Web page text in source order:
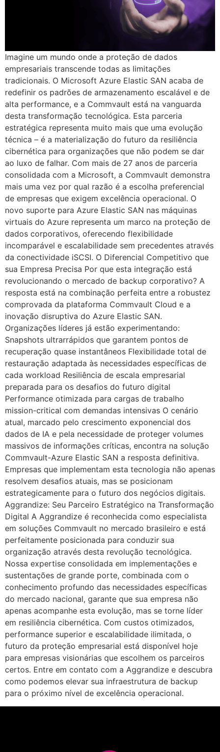
Imagine um mundo onde a proteção de dados
empresariais transcende todas as limitações
tradicionais. O Microsoft Azure Elastic SAN acaba de
redefinir os padrões de armazenamento escalável e de
alta performance, e a Commvault está na vanguarda
desta transformação tecnológica. Esta parceria
estratégica representa muito mais que uma evolução
técnica – é a materialização do futuro da resiliência
cibernética para organizações que não podem se dar
ao luxo de falhar. Com mais de 27 anos de parceria
consolidada com a Microsoft, a Commvault demonstra
mais uma vez por qual razão é a escolha preferencial
de empresas que exigem excelência operacional. O
novo suporte para Azure Elastic SAN nas máquinas
virtuais do Azure representa um marco na proteção de
dados corporativos, oferecendo flexibilidade
incomparável e escalabilidade sem precedentes através
da conectividade iSCSI. O Diferencial Competitivo que
sua Empresa Precisa Por que esta integração está
revolucionando o mercado de backup corporativo? A
resposta está na combinação perfeita entre a robustez
comprovada da plataforma Commvault Cloud e a
inovação disruptiva do Azure Elastic SAN.
Organizações líderes já estão experimentando:
Snapshots ultrarrápidos que garantem pontos de
recuperação quase instantâneos Flexibilidade total de
restauração adaptada às necessidades específicas de
cada workload Resiliência de escala empresarial
preparada para os desafios do futuro digital
Performance otimizada para cargas de trabalho
mission-critical com demandas intensivas O cenário
atual, marcado pelo crescimento exponencial dos
dados de IA e pela necessidade de proteger volumes
massivos de informações críticas, encontra na solução
Commvault-Azure Elastic SAN a resposta definitiva.
Empresas que implementam esta tecnologia não apenas
resolvem desafios atuais, mas se posicionam
estrategicamente para o futuro dos negócios digitais.
Aggrandize: Seu Parceiro Estratégico na Transformação
Digital A Aggrandize é reconhecida como especialista
em soluções Commvault no mercado brasileiro e está
perfeitamente posicionada para conduzir sua
organização através desta revolução tecnológica.
Nossa expertise consolidada em implementações e
sustentações de grande porte, combinada com o
conhecimento profundo das necessidades específicas
do mercado nacional, garante que sua empresa não
apenas acompanhe esta evolução, mas se torne líder
em resiliência cibernética. Com custos otimizados,
performance superior e escalabilidade ilimitada, o
futuro da proteção empresarial está disponível hoje
para empresas visionárias que escolhem os parceiros
certos. Entre em contato com a Aggrandize e descubra
como podemos elevar sua infraestrutura de backup
para o próximo nível de excelência operacional.